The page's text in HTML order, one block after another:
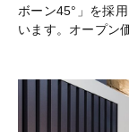
ボーン45°」を採
います。オープン